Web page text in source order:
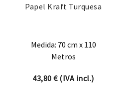
Papel Kraft Turquesa
Medida: 70 cm x 110
Metros
43,80€(IVA incl.)